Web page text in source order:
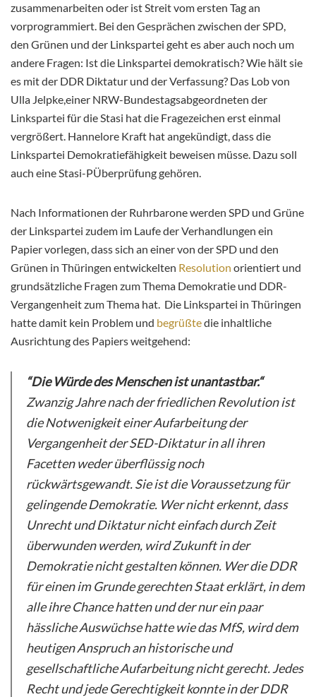
zusammenarbeiten oder ist Streit vom ersten Tag an
vorprogrammiert. Bei den Gesprächen zwischen der SPD,
den Grünen und der Linkspartei geht es aber auch noch um
andere Fragen: Ist die Linkspartei demokratisch? Wie hält sie
es mit der DDR Diktatur und der Verfassung? Das Lob von
Ulla Jelpke,einer NRW-Bundestagsabgeordneten der
Linkspartei für die Stasi hat die Fragezeichen erst einmal
vergrößert. Hannelore Kraft hat angekündigt, dass die
Linkspartei Demokratiefähigkeit beweisen müsse. Dazu soll
auch eine Stasi-PÜberprüfung gehören.
Nach Informationen der Ruhrbarone werden SPD und Grüne
der Linkspartei zudem im Laufe der Verhandlungen ein
Papier vorlegen, dass sich an einer von der SPD und den
Grünen in Thüringen entwickelten Resolution orientiert und
grundsätzliche Fragen zum Thema Demokratie und DDR-
Vergangenheit zum Thema hat. Die Linkspartei in Thüringen
hatte damit kein Problem und begrüßtedie inhaltliche
Ausrichtung des Papiers weitgehend:
“Die Würde des Menschen ist unantastbar.“
Zwanzig Jahre nach der friedlichen Revolution ist
die Notwenigkeit einer Aufarbeitung der
Vergangenheit der SED-Diktatur in all ihren
Facetten weder überflüssig noch
rückwärtsgewandt. Sie ist die Voraussetzung für
gelingende Demokratie. Wer nicht erkennt, dass
Unrecht und Diktatur nicht einfach durch Zeit
überwunden werden, wird Zukunft in der
Demokratie nicht gestalten können. Wer die DDR
für einen im Grunde gerechten Staat erklärt, in dem
alle ihre Chance hatten und der nur ein paar
hässliche Auswüchse hatte wie das MfS, wird dem
heutigen Anspruch an historische und
gesellschaftliche Aufarbeitung nicht gerecht. Jedes
Recht und jede Gerechtigkeit konnte in der DDR